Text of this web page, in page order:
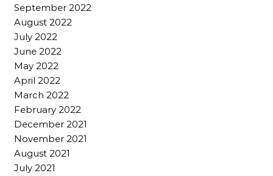
September 2022
August 2022
July 2022
June 2022
May 2022
April 2022
March 2022
February 2022
December 2021
November 2021
August 2021
July 2021